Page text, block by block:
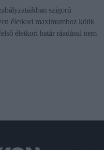
szigorú
életkori maximumhoz kötik
életkori határ ráadásul nem